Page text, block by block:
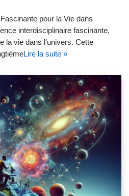
pour la Vie dans
interdisciplinaire fascinante,
la vie dans l’univers. Cette
Lire la suite »